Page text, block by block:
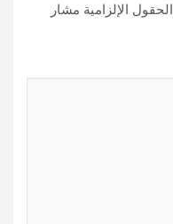
الحقول الإلزامية مشار